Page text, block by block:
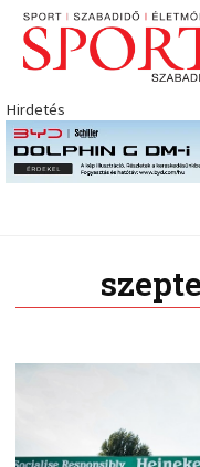
Skip
content
Hirdetés